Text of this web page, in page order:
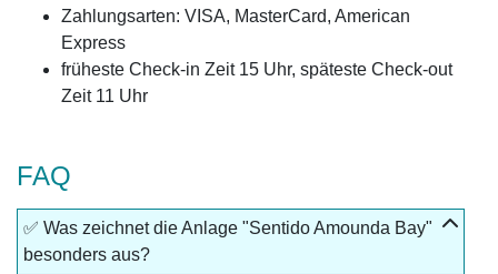
Zahlungsarten: VISA, MasterCard, American
Express
früheste Check-in Zeit 15 Uhr, späteste Check-out
Zeit 11 Uhr
FAQ
✅ Was zeichnet die Anlage "Sentido Amounda Bay"
besonders aus?